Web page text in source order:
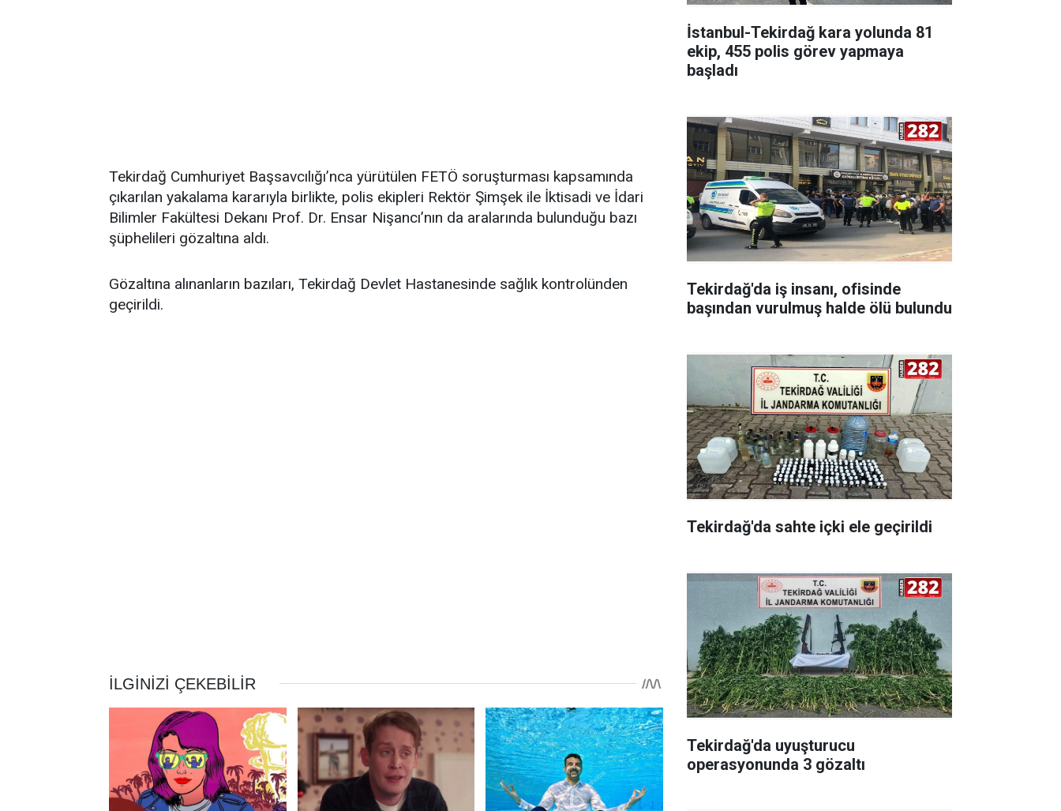
Tekirdağ Cumhuriyet Başsavcılığı’nca yürütülen FETÖ soruşturması kapsamında
çıkarılan yakalama kararıyla birlikte, polis ekipleri Rektör Şimşek ile İktisadi ve İdari
Bilimler Fakültesi Dekanı Prof. Dr. Ensar Nişancı’nın da aralarında bulunduğu bazı
şüphelileri gözaltına aldı.
Gözaltına alınanların bazıları, Tekirdağ Devlet Hastanesinde sağlık kontrolünden
geçirildi.
İstanbul-Tekirdağ kara yolunda 81
ekip, 455 polis görev yapmaya
başladı
Tekirdağ'da iş insanı, ofisinde
başından vurulmuş halde ölü bulundu
Tekirdağ'da sahte içki ele geçirildi
Tekirdağ'da uyuşturucu
operasyonunda 3 gözaltı